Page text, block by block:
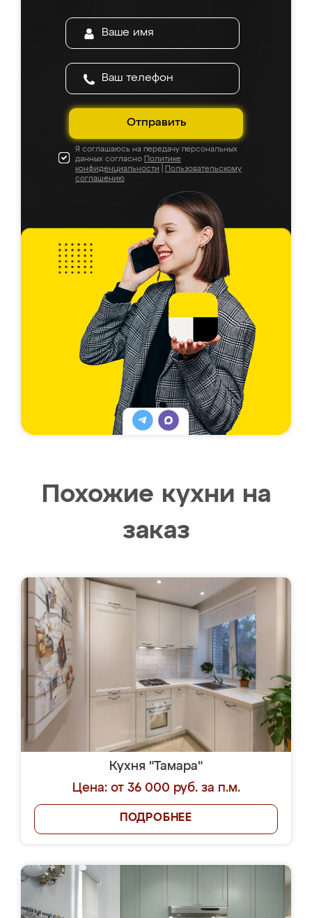
Отправить
Я соглашаюсь на передачу персональных
данных согласно Политике
конфиденциальности
Пользовательскому
соглашению
Похожие кухни на
заказ
Кухня "Тамара"
Цена: от 36 000 руб. за п.м.
ПОДРОБНЕЕ